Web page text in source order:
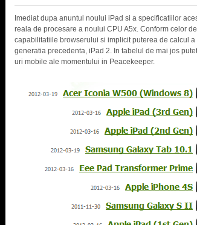
Imediat dupa anuntul noului iPad si a specificatiilor
reala de procesare a noului CPU A5x. Conform celor
capabilitatiile browserului si implicit puterea de calcul
generatia precedenta, iPad 2. In tabelul de mai jos
uri mobile ale momentului in Peacekeeper.